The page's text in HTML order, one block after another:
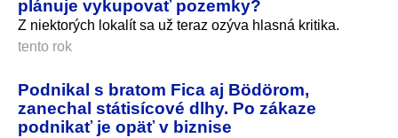
plánuje vykupovať pozemky?
Z niektorých lokalít sa už teraz ozýva hlasná kritika.
tento rok
Podnikal s bratom Fica aj Bödörom,
zanechal státisícové dlhy. Po zákaze
podnikať je opäť v biznise